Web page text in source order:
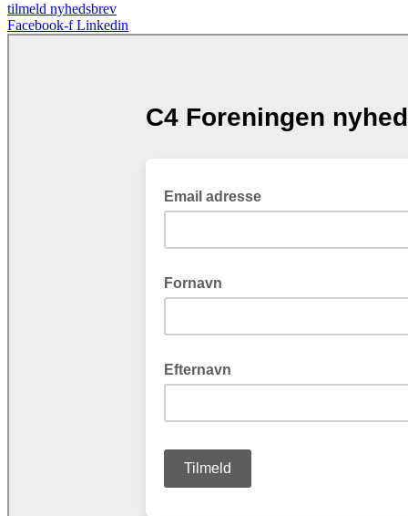
tilmeld nyhedsbrev
Facebook-f Linkedin